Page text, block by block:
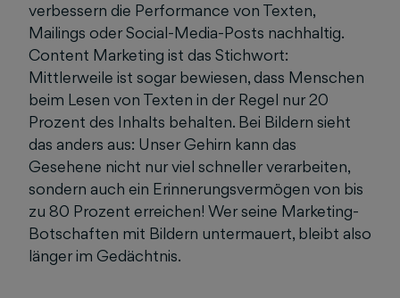
verbessern die Performance von Texten,
Mailings oder Social-Media-Posts nachhaltig.
Content Marketing ist das Stichwort:
Mittlerweile ist sogar bewiesen, dass Menschen
beim Lesen von Texten in der Regel nur 20
Prozent des Inhalts behalten. Bei Bildern sieht
das anders aus: Unser Gehirn kann das
Gesehene nicht nur viel schneller verarbeiten,
sondern auch ein Erinnerungsvermögen von bis
zu 80 Prozent erreichen! Wer seine Marketing-
Botschaften mit Bildern untermauert, bleibt also
länger im Gedächtnis.